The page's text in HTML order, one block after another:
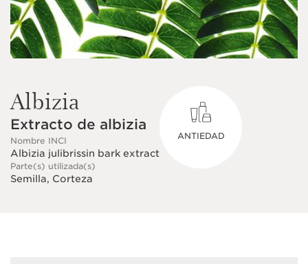
Albizia
Extracto de albizia
Nombre INCI
Albizia julibrissin bark extract
Parte(s) utilizada(s)
Semilla, Corteza
ANTIEDAD